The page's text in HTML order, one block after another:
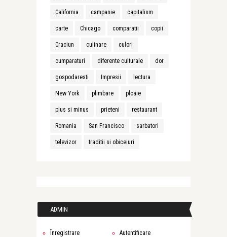
California campanie capitalism
carte Chicago comparatii copii
Craciun culinare culori
cumparaturi diferente culturale dor
gospodaresti Impresii lectura
New York plimbare ploaie
plus si minus prieteni restaurant
Romania San Francisco sarbatori
televizor traditii si obiceiuri
ADMIN
Înregistrare Autentificare